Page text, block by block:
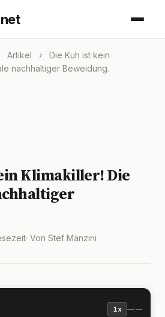
Artikel ›
Die Kuh ist kein
nachhaltiger Beweidung.
Klimakiller! Die
· Von Stef Manzini
1x —:—